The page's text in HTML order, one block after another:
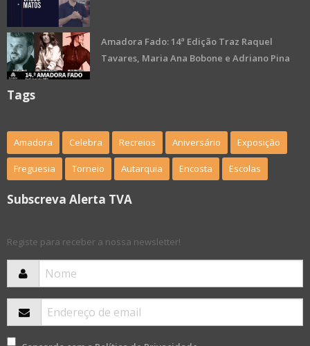
Amadora Fado: 14ª Edição Traz Raquel
Tavares, Maria Ana Bobone e Adriano Pina
Tags
Amadora Celebra Recreios Aniversário Exposição
Freguesia Torneio Autarquia Encosta Escolas
Subscreva Alerta TVA
Registe para receber a nossa newsletter!